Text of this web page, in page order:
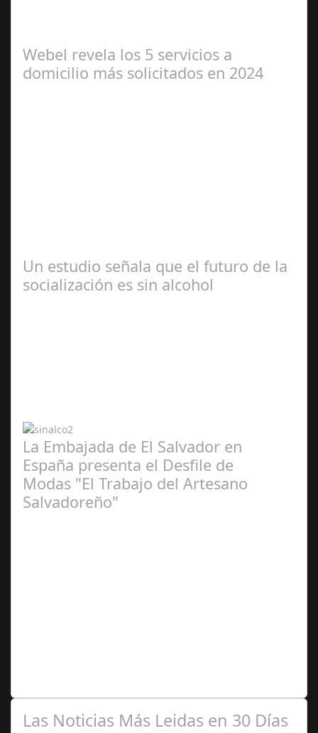
Webel revela los 5 servicios a
domicilio más solicitados en 2024
Un estudio señala que el futuro de la
socialización es sin alcohol
La Embajada de El Salvador en
España presenta el Desfile de
Modas "El Trabajo del Artesano
Salvadoreño"
Las Noticias Más Leidas en 30 Días